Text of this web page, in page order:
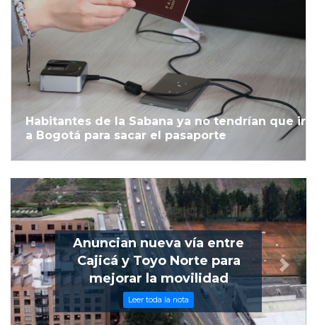
Habitantes de la Sabana ya no tendrían que ir
a Bogotá para sacar el pasaporte
Anuncian nueva vía entre
Cajicá y Toyo Norte para
mejorar la movilidad
Leer toda la nota
Previous Next